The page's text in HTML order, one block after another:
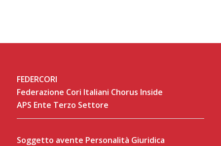
FEDERCORI
Federazione Cori Italiani Chorus Inside
APS Ente Terzo Settore
Soggetto avente Personalità Giuridica